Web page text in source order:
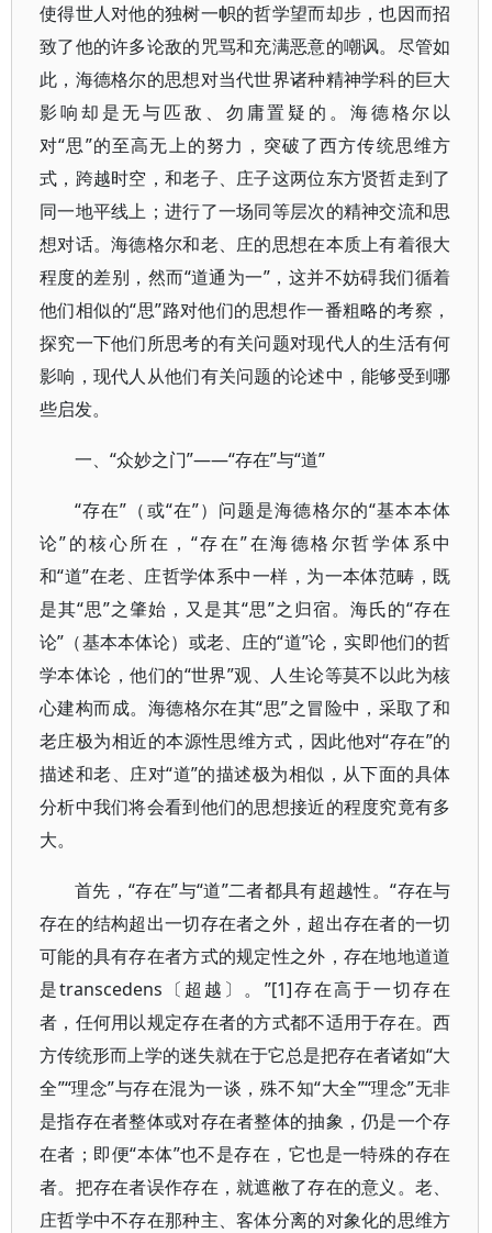
使得世人对他的独树一帜的哲学望而却步，也因而招
致了他的许多论敌的咒骂和充满恶意的嘲讽。尽管如
此，海德格尔的思想对当代世界诸种精神学科的巨大
影响却是无与匹敌、勿庸置疑的。海德格尔以
对“思”的至高无上的努力，突破了西方传统思维方
式，跨越时空，和老子、庄子这两位东方贤哲走到了
同一地平线上；进行了一场同等层次的精神交流和思
想对话。海德格尔和老、庄的思想在本质上有着很大
程度的差别，然而“道通为一”，这并不妨碍我们循着
他们相似的“思”路对他们的思想作一番粗略的考察，
探究一下他们所思考的有关问题对现代人的生活有何
影响，现代人从他们有关问题的论述中，能够受到哪
些启发。
一、“众妙之门”——“存在”与“道”
“存在”（或“在”）问题是海德格尔的“基本本体
论”的核心所在，“存在”在海德格尔哲学体系中
和“道”在老、庄哲学体系中一样，为一本体范畴，既
是其“思”之肇始，又是其“思”之归宿。海氏的“存在
论”（基本本体论）或老、庄的“道”论，实即他们的哲
学本体论，他们的“世界”观、人生论等莫不以此为核
心建构而成。海德格尔在其“思”之冒险中，采取了和
老庄极为相近的本源性思维方式，因此他对“存在”的
描述和老、庄对“道”的描述极为相似，从下面的具体
分析中我们将会看到他们的思想接近的程度究竟有多
大。
首先，“存在”与“道”二者都具有超越性。“存在与
存在的结构超出一切存在者之外，超出存在者的一切
可能的具有存在者方式的规定性之外，存在地地道道
是transcedens〔超越〕。”[1]存在高于一切存在
者，任何用以规定存在者的方式都不适用于存在。西
方传统形而上学的迷失就在于它总是把存在者诸如“大
全”“理念”与存在混为一谈，殊不知“大全”“理念”无非
是指存在者整体或对存在者整体的抽象，仍是一个存
在者；即便“本体”也不是存在，它也是一特殊的存在
者。把存在者误作存在，就遮敝了存在的意义。老、
庄哲学中不存在那种主、客体分离的对象化的思维方